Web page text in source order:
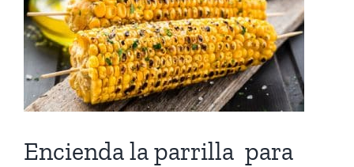
Encienda la parrilla para